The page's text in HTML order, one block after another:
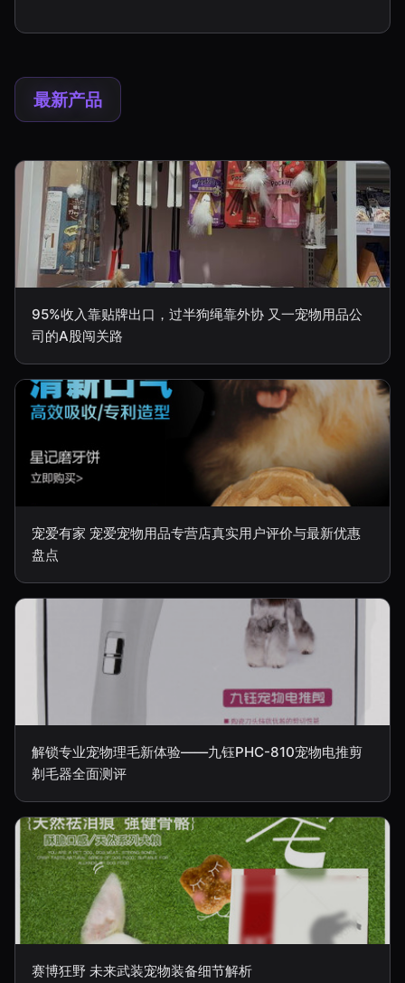
最新产品
95%收入靠贴牌出口，过半狗绳靠外协 又一宠物用品公
司的A股闯关路
宠爱有家 宠爱宠物用品专营店真实用户评价与最新优惠
盘点
解锁专业宠物理毛新体验——九钰PHC-810宠物电推剪
剃毛器全面测评
赛博狂野 未来武装宠物装备细节解析